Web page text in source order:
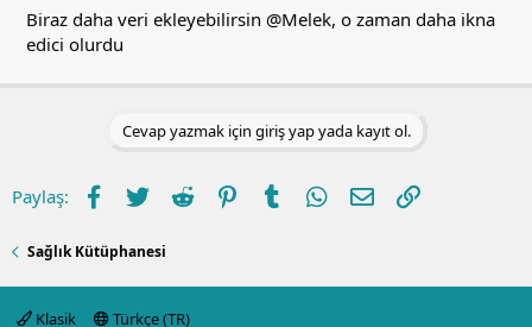
Biraz daha veri ekleyebilirsin @Melek, o zaman daha ikna
edici olurdu
Cevap yazmak için giriş yap yada kayıt ol.
Paylaş: Facebook
TwitterReddit PinterestTumblrWhatsApp
E-postaLink
Sağlık Kütüphanesi
Klasik Türkçe (TR)